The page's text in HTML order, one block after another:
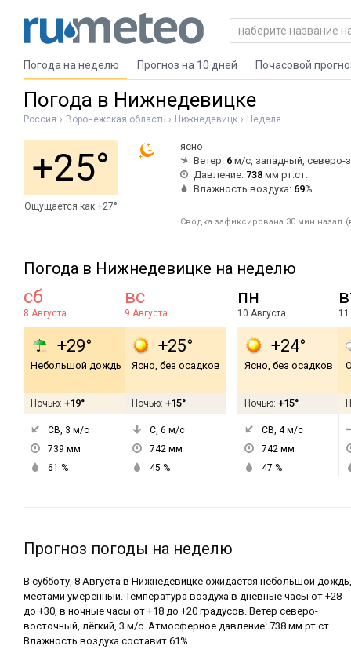
Погода на неделю Прогноз на 10 дней Почасовой
Погода в Нижнедевицке
Россия Воронежская область Нижнедевицк Неделя
+25°
Ощущается как +27°
ясно
Ветер: 6 м/с, западный, северо-
Давление: 738 мм рт.ст.
Влажность воздуха: 69%
Сводка зафиксирована 30 мин назад
Погода в Нижнедевицке на неделю
сб
8 Августа
+29°
Небольшой дождь
Ночью: +19°
СВ, 3 м/с
739 мм
61 %
вс
9 Августа
+25°
Ясно, без осадков
Ночью: +15°
С, 6 м/с
742 мм
45 %
пн
10 Августа
+24°
Ясно, без осадков
Ночью: +15°
СВ, 4м/с
742 мм
47 %
11
Прогноз погоды на неделю
В субботу, 8 Августа в Нижнедевицке ожидается небольшой дождь,
местами умеренный. Температура воздуха в дневные часы от +28
до +30, в ночные часы от +18 до +20 градусов. Ветер северо-
восточный, лёгкий, 3 м/с. Атмосферное давление: 738 мм рт.ст.
Влажность воздуха составит 61%.